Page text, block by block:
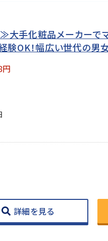
大手化粧品メーカーで
験OK！幅広い世代の男
詳細を見る